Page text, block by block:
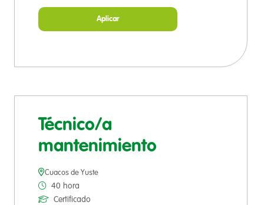
Aplicar
Técnico/a
mantenimiento
Cuacos de Yuste
40 hora
Certificado